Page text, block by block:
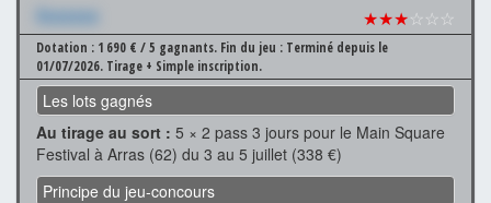
Xxxxxxx ★★★☆☆☆
Dotation : 1 690 € / 5 gagnants. Fin du jeu : Terminé depuis le
01/07/2026. Tirage + Simple inscription.
Les lots gagnés
Au tirage au sort : 5 × 2 pass 3 jours pour le Main Square
Festival à Arras (62) du 3 au 5 juillet (338 €)
Principe du jeu-concours